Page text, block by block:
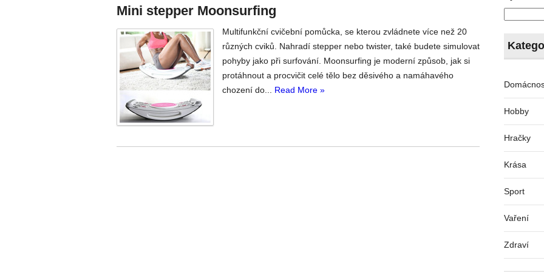
Mini stepper Moonsurfing
Multifunkční cvičební pomůcka, se kterou zvládnete více než 20
různých cviků. Nahradí stepper nebo twister, také budete simulovat
pohyby jako při surfování. Moonsurfing je moderní způsob, jak si
protáhnout a procvičit celé tělo bez děsivého a namáhavého
chození do... Read More »
Hobby
Hračky
Krása
Sport
Vaření
Zdraví